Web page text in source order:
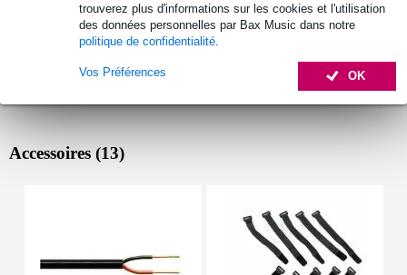
trouverez plus d'informations sur les cookies et l'utilisation
des données personnelles par Bax Music dans notre
politique de confidentialité
OK
Vos Préférences
Accessoires (13)